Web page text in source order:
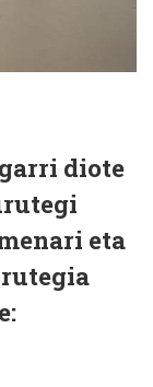
diote
eta